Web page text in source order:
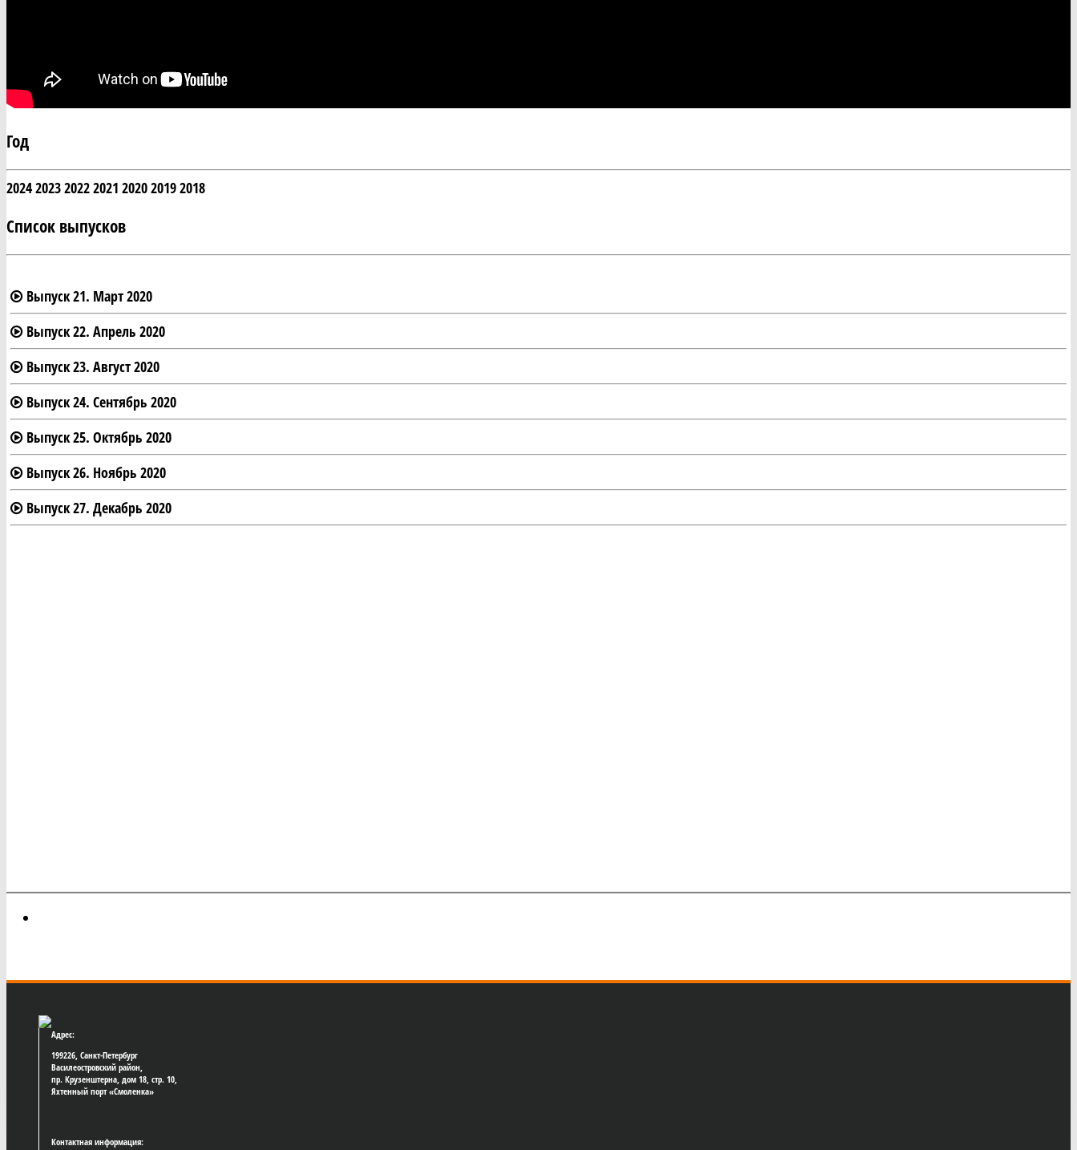
Год
2024202320222021 202020192018
Список выпусков
Выпуск 21. Март 2020
Выпуск 22. Апрель 2020
Выпуск 23. Август 2020
Выпуск 24. Сентябрь 2020
Выпуск 25. Октябрь 2020
Выпуск 26. Ноябрь 2020
Выпуск 27. Декабрь 2020
Адрес:
199226, Санкт-Петербург
Василеостровский район,
пр. Крузенштерна, дом 18, стр. 10,
Яхтенный порт «Смоленка»
Контактная информация: